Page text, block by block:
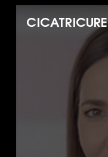
CICATRICURE